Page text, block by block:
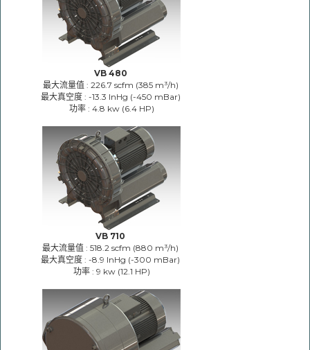
VB 480
最大流量值 : 226.7 scfm (385 m³/h)
最大真空度 : -13.3 InHg (-450 mBar)
功率 : 4.8 kw (6.4 HP)
VB 710
最大流量值 : 518.2 scfm (880 m³/h)
最大真空度 : -8.9 InHg (-300 mBar)
功率 : 9 kw (12.1 HP)